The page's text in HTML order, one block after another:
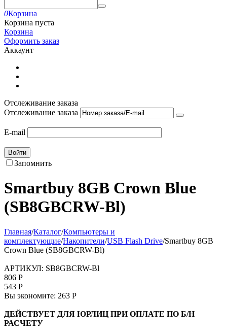
0Корзина
Корзина пуста
Корзина
Оформить заказ
Аккаунт
Отслеживание заказа
Отслеживание заказа
E-mail
Войти
Запомнить
Smartbuy 8GB Crown Blue
(SB8GBCRW-Bl)
Главная/Каталог/Компьютеры и
комплектующие/Накопители/USB Flash Drive/Smartbuy 8GB
Crown Blue (SB8GBCRW-Bl)
АРТИКУЛ: SB8GBCRW-Bl
806 Р
543 Р
Вы экономите: 263 Р
ДЕЙСТВУЕТ ДЛЯ ЮРЛИЦ ПРИ ОПЛАТЕ ПО Б/Н
РАСЧЕТУ